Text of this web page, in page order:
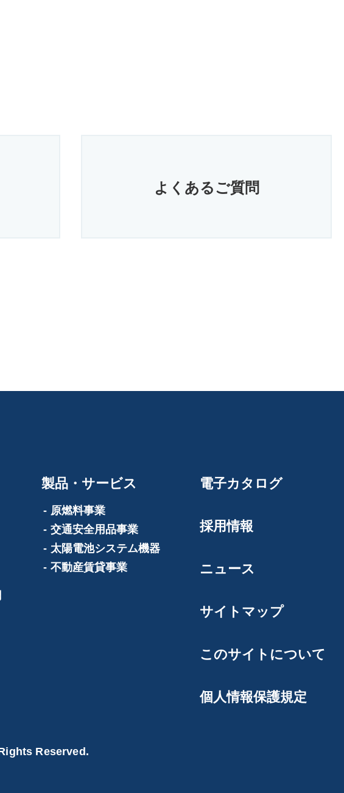
よくあるご質問
製品・サービス
原燃料事業
交通安全用品事業
太陽電池システム機器
不動産賃貸事業
電子カタログ
採用情報
ニュース
サイトマップ
このサイトについて
個人情報保護規定
Reserved.